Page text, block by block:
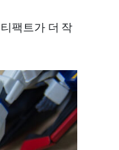
팩트가 더 작